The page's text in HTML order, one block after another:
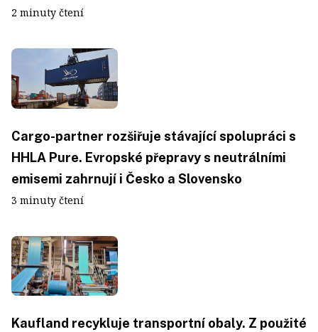
2 minuty čtení
Cargo-partner rozšiřuje stávající spolupráci s
HHLA Pure. Evropské přepravy s neutrálními
emisemi zahrnují i Česko a Slovensko
3 minuty čtení
Kaufland recykluje transportní obaly. Z použité